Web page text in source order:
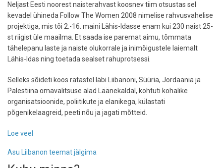
selga
Neljast Eesti noorest naisterahvast koosnev tiim otsustas sel
kevadel ühineda Follow The Women 2008 nimelise rahvusvahelise
projektiga, mis tõi 2.-16. maini Lähis-Idasse enam kui 230 naist 25-
st riigist üle maailma. Et saada ise paremat aimu, tõmmata
tähelepanu laste ja naiste olukorrale ja inimõigustele laiemalt
Lähis-Idas ning toetada sealset rahuprotsessi.
Selleks sõideti koos ratastel läbi Liibanoni, Süüria, Jordaania ja
Palestiina omavalitsuse alad Läänekaldal, kohtuti kohalike
organisatsioonide, poliitikute ja elanikega, külastati
põgenikelaagreid, peeti nõu ja jagati mõtteid.
Loe veel
ratastel
läbi
Asu Liibanon teemat jälgima